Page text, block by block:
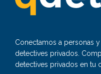
Conectamos a personas
detectives privados.
detectives privados en tu